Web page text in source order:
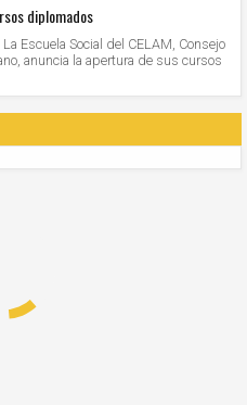
diplomados
Escuela Social del CELAM, Consejo
anuncia la apertura de sus cursos